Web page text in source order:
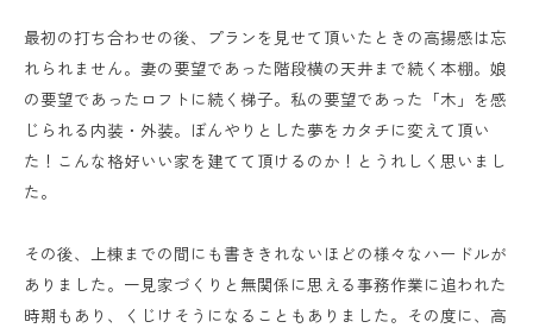
最初の打ち合わせの後、プランを見せて頂いたときの高揚感は忘
れられません。妻の要望であった階段横の天井まで続く本棚。娘
の要望であったロフトに続く梯子。私の要望であった「木」を感
じられる内装・外装。ぼんやりとした夢をカタチに変えて頂い
た！こんな格好いい家を建てて頂けるのか！とうれしく思いまし
た。
その後、上棟までの間にも書ききれないほどの様々なハードルが
ありました。一見家づくりと無関係に思える事務作業に追われた
時期もあり、くじけそうになることもありました。その度に、高